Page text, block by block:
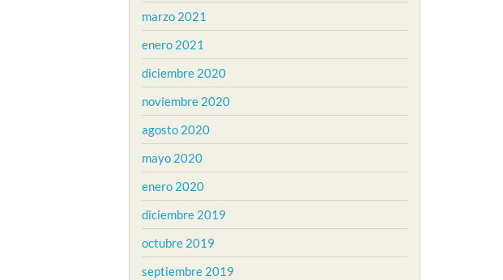
marzo 2021
enero 2021
diciembre 2020
noviembre 2020
agosto 2020
mayo 2020
enero 2020
diciembre 2019
octubre 2019
septiembre 2019